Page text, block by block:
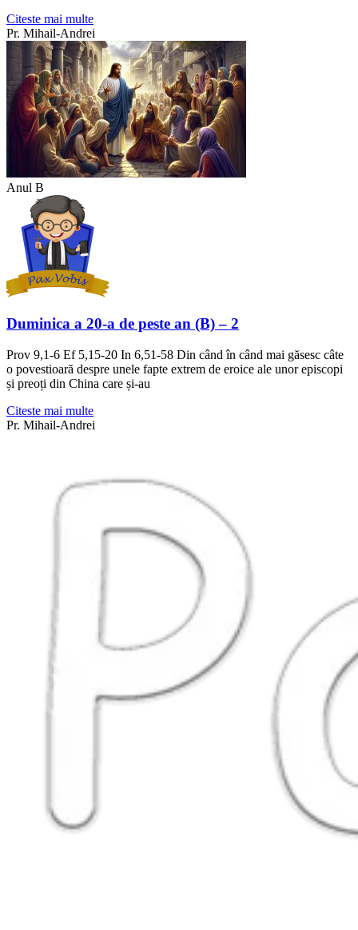
Citeste mai multe
Pr. Mihail-Andrei
Anul B
Duminica a 20-a de peste an (B) – 2
Prov 9,1-6 Ef 5,15-20 In 6,51-58 Din când în când mai găsesc câte
o povestioară despre unele fapte extrem de eroice ale unor episcopi
și preoți din China care și-au
Citeste mai multe
Pr. Mihail-Andrei